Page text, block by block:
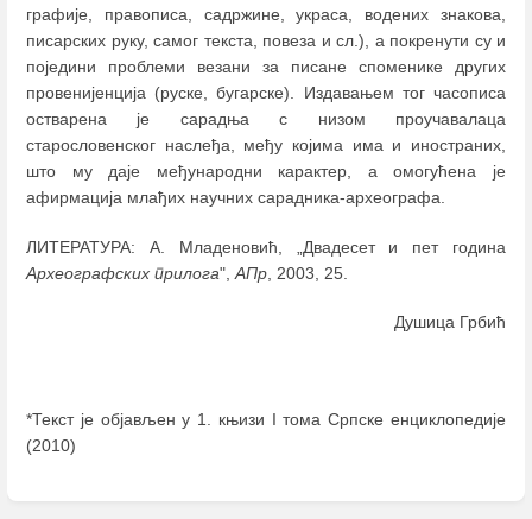
графије, правописа, садржине, украса, водених знакова,
писарских руку, самог текста, повеза и сл.), а покренути су и
поједини проблеми везани за писане споменике других
провенијенција (руске, бугарске). Издавањем тог часописа
остварена је сарадња с низом проучавалаца
старословенског наслеђа, међу којима има и иностраних,
што му даје међународни карактер, а омогућена је
афирмација млађих научних сарадника-археографа.
ЛИТЕРАТУРА: А. Младеновић, „Двадесет и пет година
Археографских прилога", АПр , 2003, 25.
Душица Грбић
*Текст је објављен у 1. књизи I тома Српске енциклопедије
(2010)